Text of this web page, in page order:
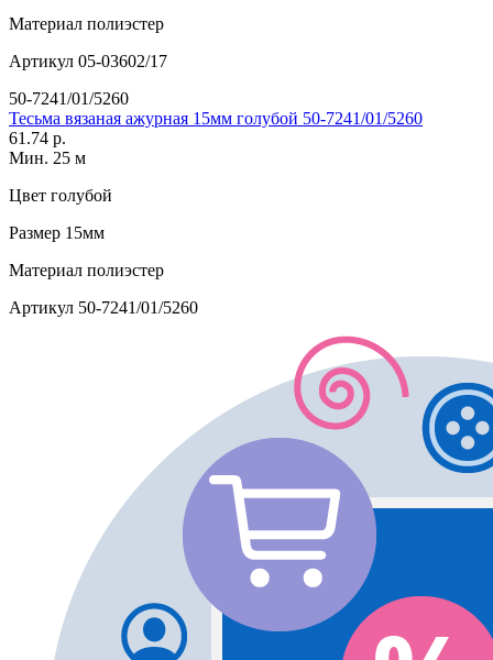
Материал полиэстер
Артикул 05-03602/17
50-7241/01/5260
Тесьма вязаная ажурная 15мм голубой 50-7241/01/5260
61.74 р.
Мин. 25 м
Цвет голубой
Размер 15мм
Материал полиэстер
Артикул 50-7241/01/5260